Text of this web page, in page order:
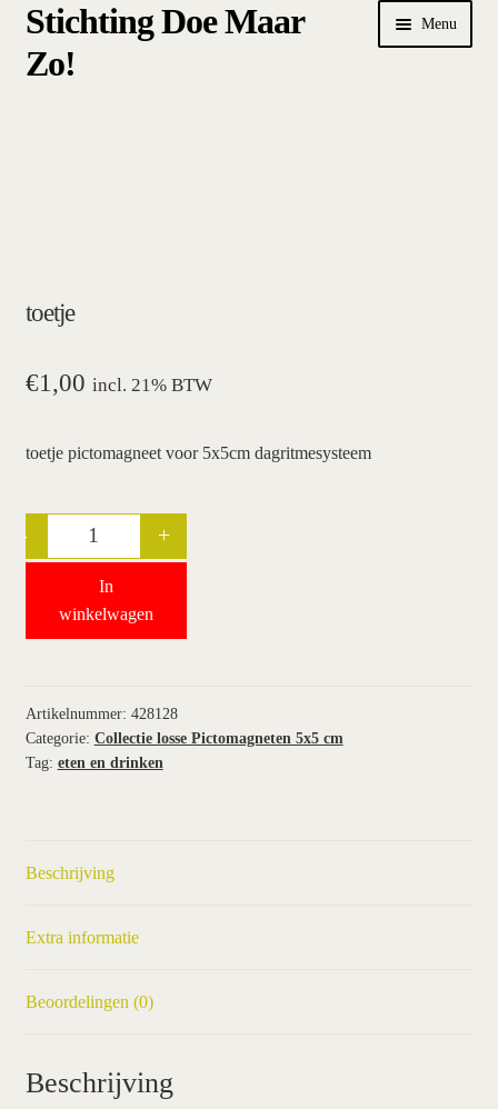
Ga
naar
Ga
de
Stichting Doe Maar
Zo!
Menu
bestellen
hoe werkt een plansysteem
wie wij zijn / contact
winkel
toetje
€1,00 incl. 21% BTW
toetje pictomagneet voor 5x5cm dagritmesysteem
Quantity
- +
In
winkelwagen
Artikelnummer: 428128
Categorie: Collectie losse Pictomagneten 5x5 cm
Tag: eten en drinken
Beschrijving
Extra informatie
Beoordelingen (0)
Beschrijving